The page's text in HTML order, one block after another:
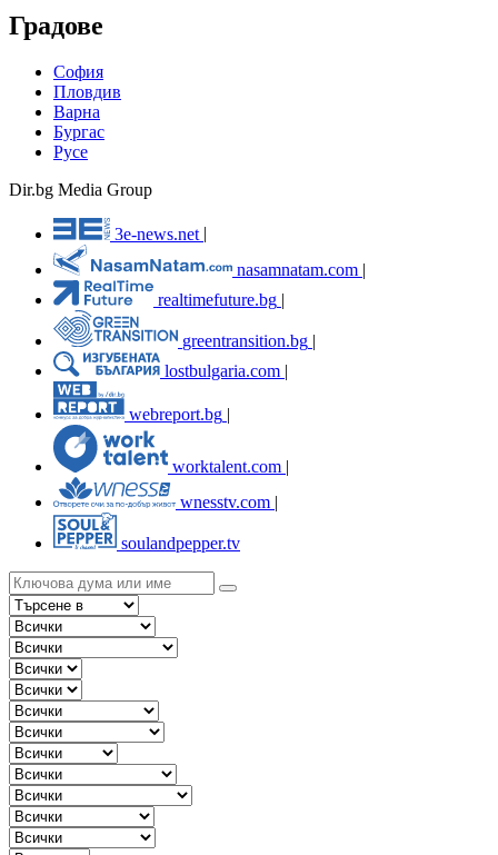
Градове
София
Пловдив
Варна
Бургас
Русе
Dir.bg Media Group
3e-news.net
nasamnatam.com |
realtimefuture.bg |
greentransition.bg |
lostbulgaria.com |
webreport.bg
worktalent.com |
wnesstv.com |
soulandpepper.tv